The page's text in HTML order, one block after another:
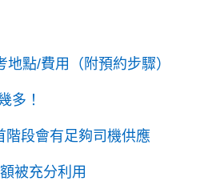
點/費用（附預約步驟）
多！
階段會有足夠司機供應
被充分利用